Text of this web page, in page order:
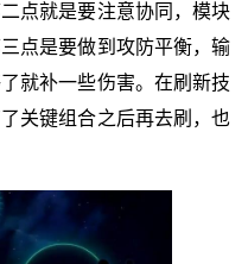
点就是要注意协同，模块
点是要做到攻防平衡，输
就补一些伤害。在刷新技
关键组合之后再去刷，也